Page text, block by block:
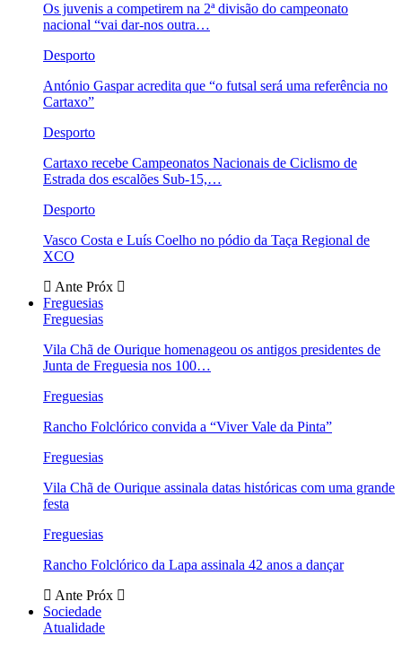
Os juvenis a competirem na 2ª divisão do campeonato
nacional “vai dar-nos outra…
Desporto
António Gaspar acredita que “o futsal será uma referência no
Cartaxo”
Desporto
Cartaxo recebe Campeonatos Nacionais de Ciclismo de
Estrada dos escalões Sub-15,…
Desporto
Vasco Costa e Luís Coelho no pódio da Taça Regional de
XCO
Ante Próx
Freguesias
Freguesias
Vila Chã de Ourique homenageou os antigos presidentes de
Junta de Freguesia nos 100…
Freguesias
Rancho Folclórico convida a “Viver Vale da Pinta”
Freguesias
Vila Chã de Ourique assinala datas históricas com uma grande
festa
Freguesias
Rancho Folclórico da Lapa assinala 42 anos a dançar
Ante Próx
Sociedade
Atualidade